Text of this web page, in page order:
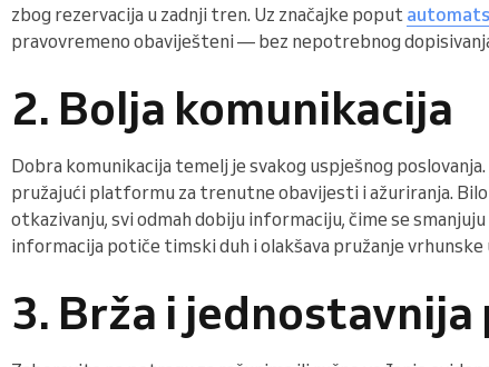
zbog rezervacija u zadnji tren. Uz značajke poput
pravovremeno obaviješteni — bez nepotrebnog
2. Bolja komunikacija
Dobra komunikacija temelj je svakog uspješnog poslovanja.
pružajući platformu za trenutne obavijesti i ažuriranja.
otkazivanju, svi odmah dobiju informaciju, čime se
informacija potiče timski duh i olakšava pružanje vrhunske
3. Brža i jednostavnija